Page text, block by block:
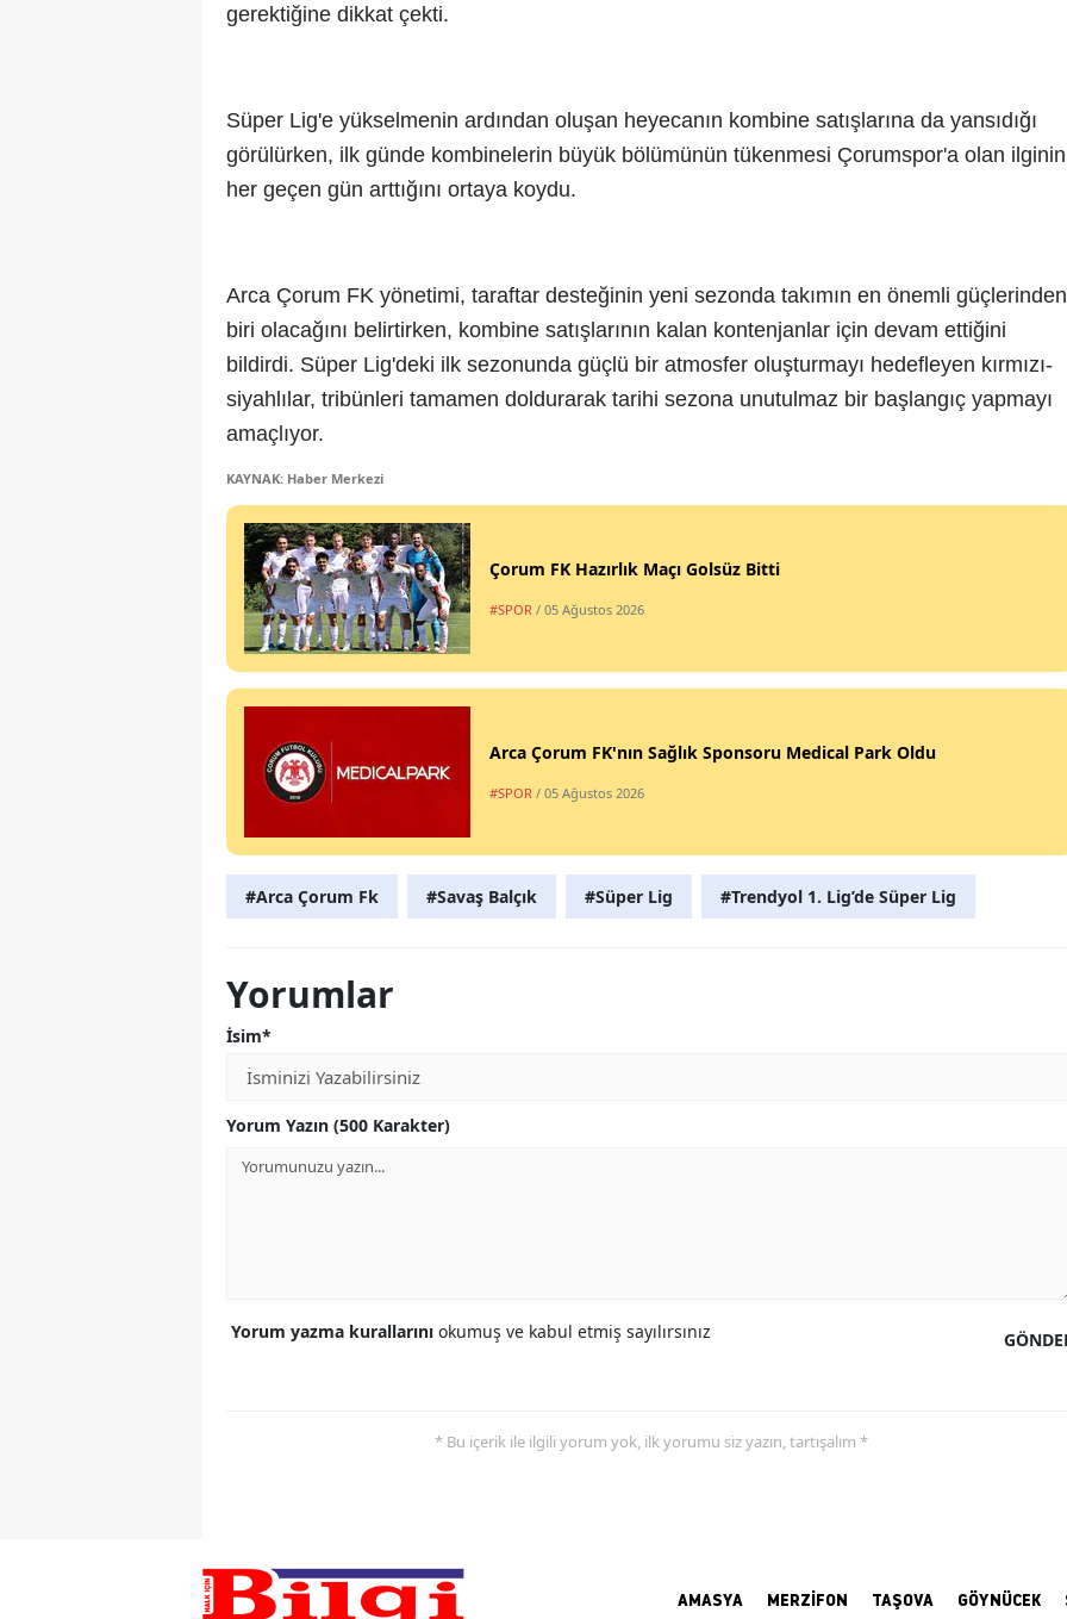
gerektiğine dikkat çekti.
Süper Lig'e yükselmenin ardından oluşan heyecanın kombine satışlarına da yansıdığı
görülürken, ilk günde kombinelerin büyük bölümünün tükenmesi Çorumspor'a olan ilginin
her geçen gün arttığını ortaya koydu.
Arca Çorum FK yönetimi, taraftar desteğinin yeni sezonda takımın en önemli güçlerinden
biri olacağını belirtirken, kombine satışlarının kalan kontenjanlar için devam ettiğini
bildirdi. Süper Lig'deki ilk sezonunda güçlü bir atmosfer oluşturmayı hedefleyen kırmızı-
siyahlılar, tribünleri tamamen doldurarak tarihi sezona unutulmaz bir başlangıç yapmayı
amaçlıyor.
KAYNAK: Haber Merkezi
Çorum FK Hazırlık Maçı Golsüz Bitti
#SPOR / 05 Ağustos 2026
Arca Çorum FK'nın Sağlık Sponsoru Medical Park Oldu
#SPOR / 05 Ağustos 2026
#Arca Çorum Fk #Savaş Balçık #Süper Lig #Trendyol 1. Lig’de Süper Lig
Yorumlar
İsim*
Yorum Yazın (500 Karakter)
Yorum yazma kurallarını okumuş ve kabul etmiş sayılırsınız
* Bu içerik ile ilgili yorum yok, ilk yorumu siz yazın, tartışalım *
AMASYA MERZİFON TAŞOVA GÖYNÜCEK